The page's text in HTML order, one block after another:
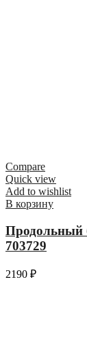
Compare
Quick view
Add to wishlist
В корзину
Продольный
703729
2190 ₽